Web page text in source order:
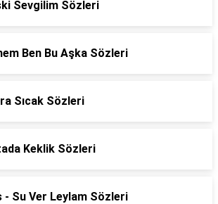
Sevgilim Sözleri
Ben Bu Aşka Sözleri
Sıcak Sözleri
Keklik Sözleri
- Su Ver Leylam Sözleri